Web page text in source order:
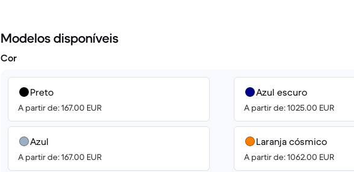
Modelos disponíveis
Cor
Preto
A partir de: 167.00 EUR
Azul
A partir de: 167.00 EUR
Azul escuro
A partir de: 1025.00 EUR
Laranja cósmico
A partir de: 1062.00 EUR